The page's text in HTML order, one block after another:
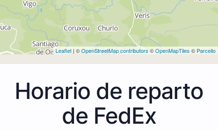
Leaflet | ©OpenStreetMap contributors ©OpenMapTiles © Parcello
Horario de reparto
de FedEx